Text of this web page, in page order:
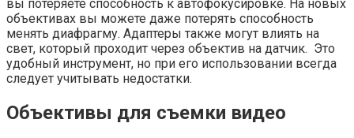
вы потеряете способность к автофокусировке. На новых
объективах вы можете даже потерять способность
менять диафрагму. Адаптеры также могут влиять на
свет, который проходит через объектив на датчик. Это
удобный инструмент, но при его использовании всегда
следует учитывать недостатки.
Объективы для съемки видео